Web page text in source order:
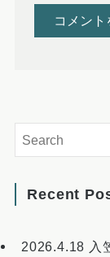
Recent
2026.4.18 入